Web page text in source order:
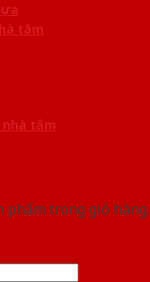
tắm
nhà tắm
phẩm trong giỏ hàng.